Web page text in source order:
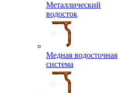
Металлический
водосток
Медная водосточная
система